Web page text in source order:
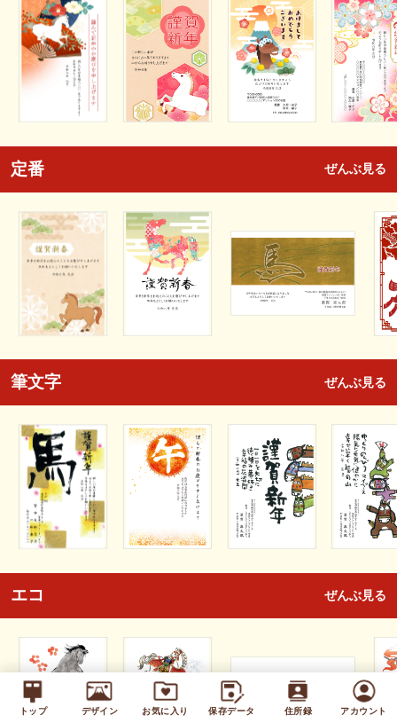
トップ デザイン お気に入り 保存データ 住所録 アカウント
定番 ぜんぶ見る
筆文字 ぜんぶ見る
エコ ぜんぶ見る